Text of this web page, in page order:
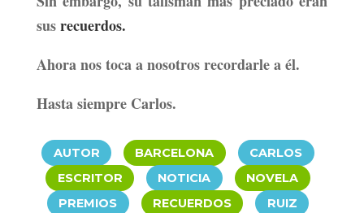
susrecuerdos.
Ahora nos toca a nosotros recordarle a él.
Hasta siempre Carlos.
AUTOR | BARCELONA | CARLOS |
ESCRITOR | NOTICIA | NOVELA |
PREMIOS | RECUERDOS | RUIZ